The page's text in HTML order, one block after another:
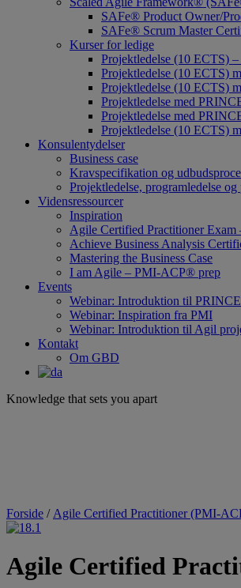
SAFe® Product Owner/
SAFe® Scrum Master
Kurser for ledige
Projektledelse (10 ECTS)
Projektledelse (10 ECTS)
Projektledelse (10 ECTS)
Projektledelse med
Projektledelse med
Projektledelse (10 ECTS)
Konsulentydelser
Business case
Kravspecifikation og
Projektledelse, programledelse
Vidensressourcer
Inspiration
Agile Certified Practitioner
Achieve Business Analysis
Mastering the Business Case
I am Agile – PMI-ACP® prep
Events
Webinar: Introduktion til
Webinar: Inspiration fra PMI
Webinar: Introduktion til Agil
Kontakt
Om GBD
Knowledge that sets you apart
Forside / Agile Certified Practitioner (PMI-
Agile Certified